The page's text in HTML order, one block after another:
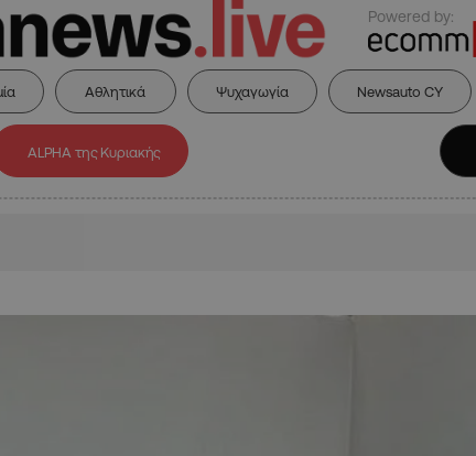
Powered by:
Αθλητικά Ψυχαγωγία Newsauto CY
ALPHA της Κυριακής